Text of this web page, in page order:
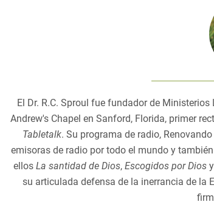
El Dr. R.C. Sproul fue fundador de
Andrew's Chapel en Sanford, Florida, primer
Tabletalk. Su programa de radio,
emisoras de radio por todo el mundo y
ellosLa santidad de Dios,Escogidos por Dios y
su articulada defensa de la inerrancia de la